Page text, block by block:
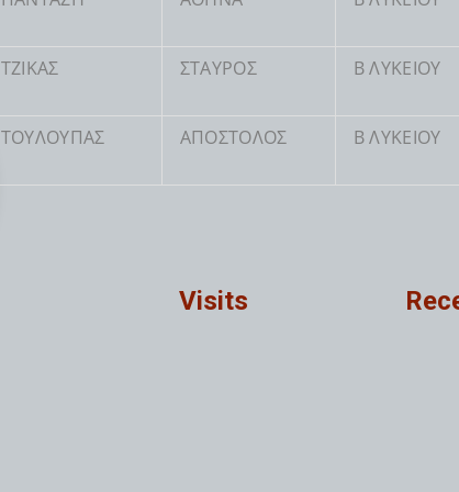
ΤΖΙΚΑΣ ΣΤΑΥΡΟΣ Β ΛΥΚΕΙΟΥ
ΤΟΥΛΟΥΠΑΣ ΑΠΟΣΤΟΛΟΣ Β ΛΥΚΕΙΟΥ
Visits